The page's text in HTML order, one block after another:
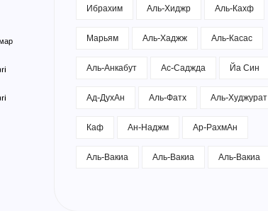
Ибрахим
Аль-Хиджр
Аль-Кахф
Марьям
Аль-Хаджж
Аль-Касас
Аль-Анкабут
Ас-Саджда
Йа Син
Ад-ДухАн
Аль-Фатх
Аль-Худжурат
Каф
Ан-Наджм
Ар-РахмАн
Аль-Вакиа
Аль-Вакиа Аль-Вакиа